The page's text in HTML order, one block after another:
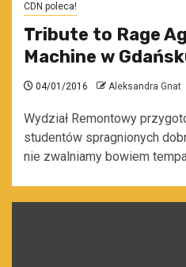
CDN poleca!
Tribute to Rage
Machine w
04/01/2016 Aleksandra Gnat
Wydział Remontowy
studentów spragnionych
nie zwalniamy bowiem